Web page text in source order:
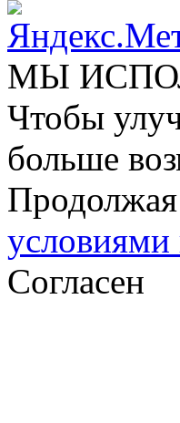
МЫ
Чтобы
больше
Продолжая
условиями
Согласен